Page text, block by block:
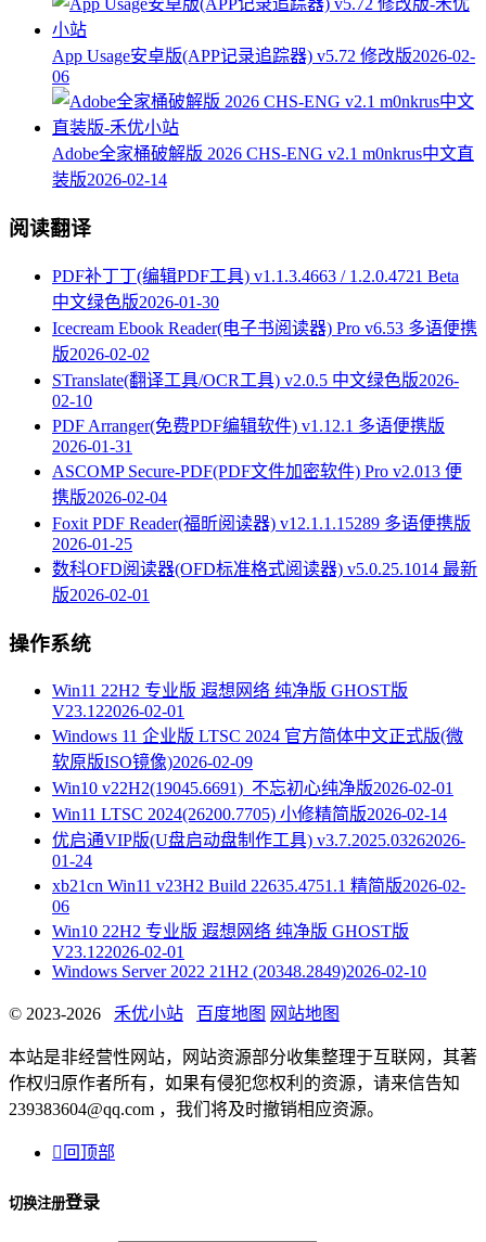
App Usage安卓版(APP记录追踪器) v5.72 修改版2026-02-
06
Adobe全家桶破解版 2026 CHS-ENG v2.1 m0nkrus中文直
装版2026-02-14
阅读翻译
PDF补丁丁(编辑PDF工具) v1.1.3.4663 / 1.2.0.4721 Beta
中文绿色版2026-01-30
Icecream Ebook Reader(电子书阅读器) Pro v6.53 多语便携
版2026-02-02
STranslate(翻译工具/OCR工具) v2.0.5 中文绿色版2026-
02-10
PDF Arranger(免费PDF编辑软件) v1.12.1 多语便携版
2026-01-31
ASCOMP Secure-PDF(PDF文件加密软件) Pro v2.013 便
携版2026-02-04
Foxit PDF Reader(福昕阅读器) v12.1.1.15289 多语便携版
2026-01-25
数科OFD阅读器(OFD标准格式阅读器) v5.0.25.1014 最新
版2026-02-01
操作系统
Win11 22H2 专业版 遐想网络 纯净版 GHOST版
V23.122026-02-01
Windows 11 企业版 LTSC 2024 官方简体中文正式版(微
软原版ISO镜像)2026-02-09
Win10 v22H2(19045.6691)_不忘初心纯净版2026-02-01
Win11 LTSC 2024(26200.7705) 小修精简版2026-02-14
优启通VIP版(U盘启动盘制作工具) v3.7.2025.03262026-
01-24
xb21cn Win11 v23H2 Build 22635.4751.1 精简版2026-02-
06
Win10 22H2 专业版 遐想网络 纯净版 GHOST版
V23.122026-02-01
Windows Server 2022 21H2 (20348.2849)2026-02-10
© 2023-2026 禾优小站 百度地图 网站地图
本站是非经营性网站，网站资源部分收集整理于互联网，其著
作权归原作者所有，如果有侵犯您权利的资源，请来信告知
239383604@qq.com ，我们将及时撤销相应资源。
 回顶部
切换注册登录